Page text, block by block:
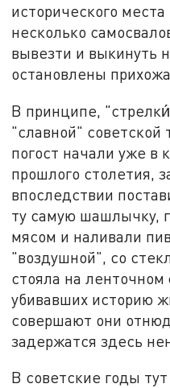
исторического
несколько
вывезти и выкинуть
остановлены
В принципе,
"славной" советской
погост начали уже в
прошлого столетия,
впоследствии
ту самую шашлычку,
мясом и наливали
"воздушной", со
стояла на
убивавших историю
совершают они
задержатся здесь
В советские годы